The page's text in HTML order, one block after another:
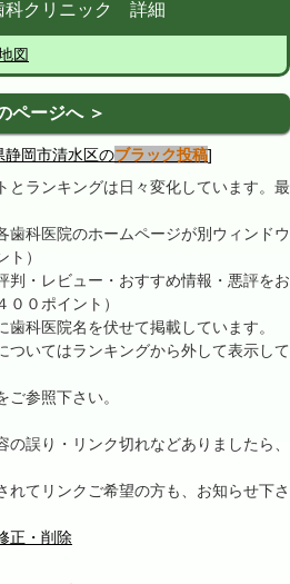
科クリニック 詳細
図
ページへ ＞
静岡市清水区のブラック投稿]
ランキングは日々変化しています。最
科医院のホームページが別ウィンドウ
）
・レビュー・おすすめ情報・悪評をお
０ポイント）
歯科医院名を伏せて掲載しています。
いてはランキングから外して表示して
ご参照下さい。
誤り・リンク切れなどありましたら、
てリンクご希望の方も、お知らせ下さ
正・削除